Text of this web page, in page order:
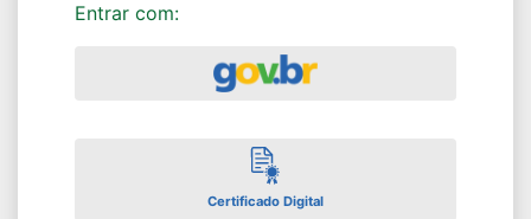
Entrar com:
Certificado Digital